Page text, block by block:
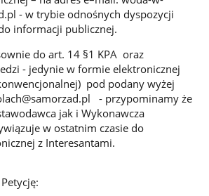
- w trybie odnośnych dyspozycji
informacji publicznej.
do art. 14 §1 KPA oraz
- jedynie w formie elektronicznej
pod podany wyżej
- przypominamy że
jak i Wykonawcza
w ostatnim czasie do
z Interesantami.